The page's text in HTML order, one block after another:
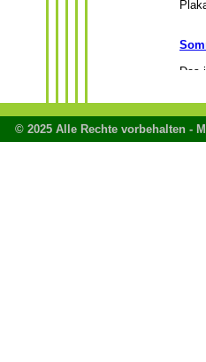
© 2025 Alle Rechte vorbehalten -